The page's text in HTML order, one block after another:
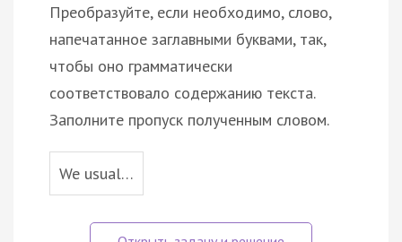
Преобразуйте, если необходимо, слово,
напечатанное заглавными буквами, так,
чтобы оно грамматически
соответствовало содержанию текста.
Заполните пропуск полученным словом.
We usual…